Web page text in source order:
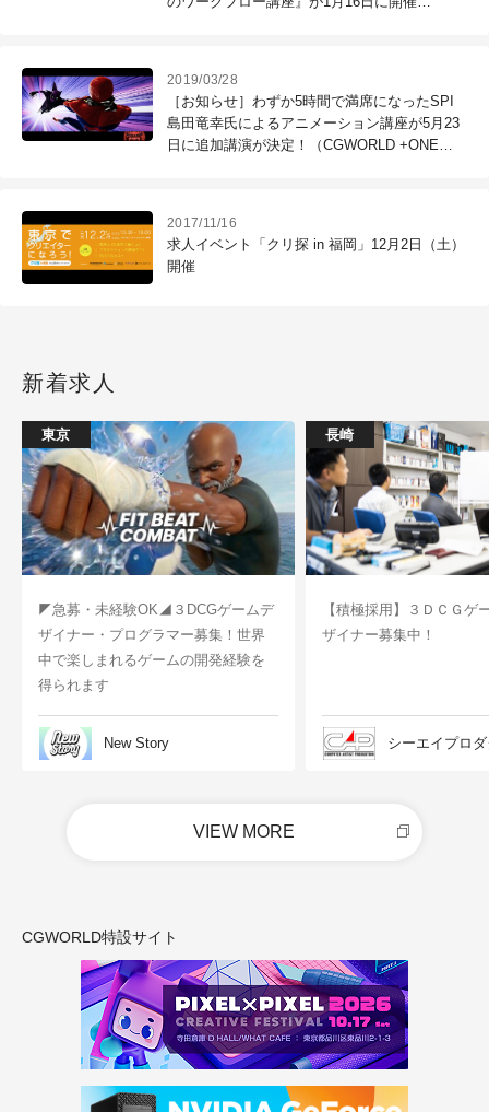
2019/03/28
［お知らせ］わずか5時間で満席になったSPI
島田竜幸氏によるアニメーション講座が5月23
日に追加講演が決定！（CGWORLD +ONE
2017/11/16
求人イベント「クリ探 in 福岡」12月2日（土）
開催
新着求人
東京
◤急募・未経験OK◢３DCGゲームデ
ザイナー・プログラマー募集！世界
中で楽しまれるゲームの開発経験を
得られます
New Story
長崎
【積極採用】３ＤＣＧゲ
ザイナー募集中！
シーエイプロ
VIEW MORE
CGWORLD特設サイト